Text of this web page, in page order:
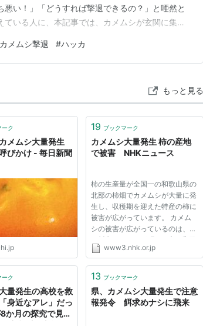
い！」「どうすれば撃退できるの？」と唖然と
いる人に、本記事では、カメムシが玄関に集ま
ぎ、快適な生活を取り戻しましょう。 ***目次
玄関周りの対…
カメムシ撃退 #ハッカ
もっと見る
ーク
メムシ大量発生
びかけ - 毎日新聞
19 ブックマーク
カメムシ大量発生 柿の産地
で被害 NHKニュース
柿の生産量が全国一の和歌山県の
北部の柿畑でカメムシが大量に発
生し、収穫期を迎えた特産の柿に
被害が広がっています。 カメム
シの被害が広がっているのは、紀
の川市やかつらぎ町など主に和歌
山県北部の柿畑です。 県の果樹
市に装置を設置して調べたとこ
ろ、「チャバネアオカメムシ」
な...
www3.nhk.or.jp
ーク
量発生の高校を救
身近なアレ」だっ
か月の探究で見つ
13 ブックマーク
県、カメムシ大量発生で注意
報発令 餌求めナシに飛来